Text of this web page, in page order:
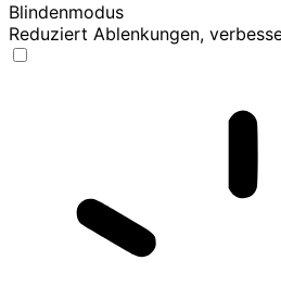
Blindenmodus
Reduziert Ablenkungen,